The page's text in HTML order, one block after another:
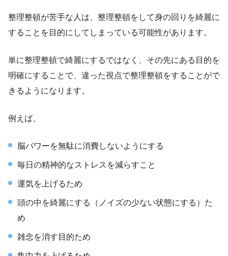
整理整頓が苦手な人は、整理整頓をして身の回りを綺麗に
することを目的にしてしまっている可能性があります。
単に整理整頓で綺麗にするではなく、その先にある目的を
明確にすることで、違った視点で整理整頓をすることがで
きるようになります。
例えば、
脳パワーを無駄に消費しないようにする
毎日の精神的なストレスを減らすこと
運気を上げるため
頭の中を綺麗にする（ノイズの少ない状態にする）た
め
雑念を消す目的ため